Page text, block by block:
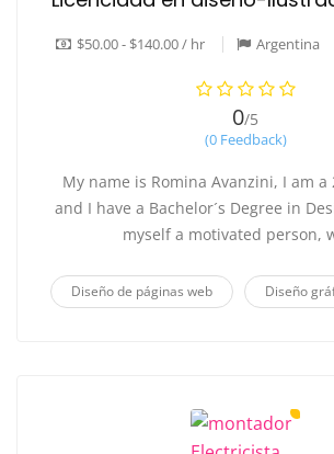
$50.00 - $140.00 / hr Argentina
0/5
(0 Feedback)
My name is Romina Avanzini, I am
and I have a Bachelor´s Degree in
myself a motivated person,
Diseño de páginas web Diseño